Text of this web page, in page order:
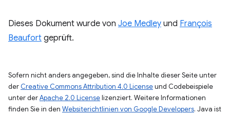
Dieses Dokument wurde von Joe Medley und François
Beaufort geprüft.
Sofern nicht anders angegeben, sind die Inhalte dieser Seite unter
der Creative Commons Attribution 4.0 Licenseund Codebeispiele
unter derApache 2.0 Licenselizenziert. Weitere Informationen
finden Sie in den Websiterichtlinien von Google Developers. Java ist